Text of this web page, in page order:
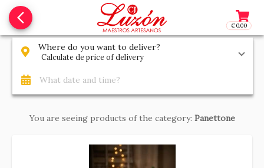
€0.00
Access
Where do you want to deliver?
Calculate de price of delivery
What date and time?
arrow_back_ios_new
You are seeing products of the category: Panettone